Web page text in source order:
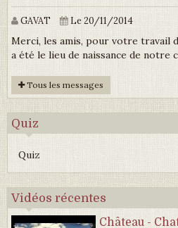
GAVAT Le 20/11/2014
Merci, les amis, pour votre travail
a été le lieu de naissance de notre
Tous les messages
Quiz
Quiz
Vidéos récentes
Château -